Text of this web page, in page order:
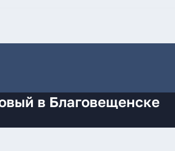
в Благовещенске